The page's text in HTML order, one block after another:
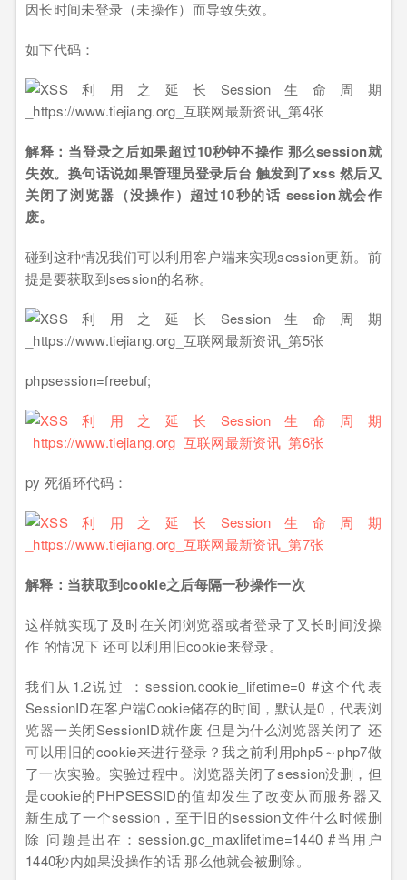
因长时间未登录（未操作）而导致失效。
如下代码：
解释：当登录之后如果超过10秒钟不操作 那么session就
失效。换句话说如果管理员登录后台 触发到了xss 然后又
关闭了浏览器（没操作）超过10秒的话 session就会作
废。
碰到这种情况我们可以利用客户端来实现session更新。前
提是要获取到session的名称。
phpsession=freebuf;
py 死循环代码：
解释：当获取到cookie之后每隔一秒操作一次
这样就实现了及时在关闭浏览器或者登录了又长时间没操
作 的情况下 还可以利用旧cookie来登录。
我们从1.2说过 ：session.cookie_lifetime=0 #这个代表
SessionID在客户端Cookie储存的时间，默认是0，代表浏
览器一关闭SessionID就作废 但是为什么浏览器关闭了 还
可以用旧的cookie来进行登录？我之前利用php5～php7做
了一次实验。实验过程中。浏览器关闭了session没删，但
是cookie的PHPSESSID的值却发生了改变从而服务器又
新生成了一个session，至于旧的session文件什么时候删
除 问题是出在：session.gc_maxlifetime=1440 #当用户
1440秒内如果没操作的话 那么他就会被删除。